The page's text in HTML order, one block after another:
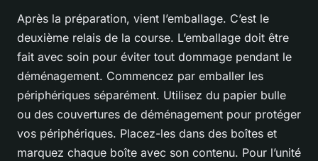
Après la préparation, vient l’emballage. C’est le
deuxième relais de la course. L’emballage doit être
fait avec soin pour éviter tout dommage pendant le
déménagement. Commencez par emballer les
périphériques séparément. Utilisez du papier bulle
ou des couvertures de déménagement pour protéger
vos périphériques. Placez-les dans des boîtes et
marquez chaque boîte avec son contenu. Pour l’unité